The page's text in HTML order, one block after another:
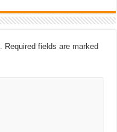
Required fields are marked